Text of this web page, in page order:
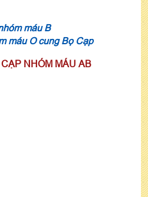
máu B
máu O cung Bọ Cạp
NHÓM MÁU AB